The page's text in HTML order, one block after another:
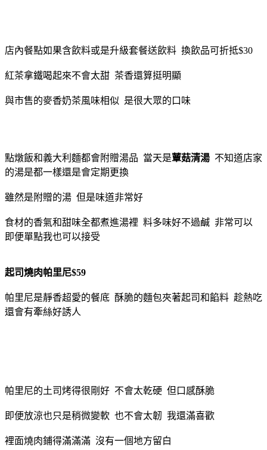
店內餐點如果含飲料或是升級套餐送飲料 換飲品可折抵$30
紅茶拿鐵喝起來不會太甜 茶香還算挺明顯
與市售的麥香奶茶風味相似 是很大眾的口味
點燉飯和義大利麵都會附贈湯品 當天是蕈菇清湯 不知道店家
的湯是都一樣還是會定期更換
雖然是附贈的湯 但是味道非常好
食材的香氣和甜味全都煮進湯裡 料多味好不過鹹 非常可以
即便單點我也可以接受
起司燒肉帕里尼$59
帕里尼是靜香超愛的餐底 酥脆的麵包夾著起司和餡料 趁熱吃
還會有牽絲好誘人
帕里尼的土司烤得很剛好 不會太乾硬 但口感酥脆
即便放涼也只是稍微變軟 也不會太韌 我還滿喜歡
裡面燒肉鋪得滿滿滿 沒有一個地方留白